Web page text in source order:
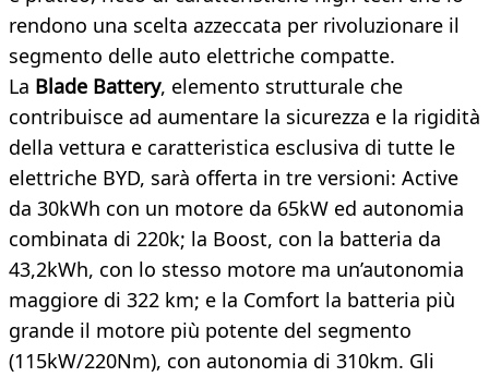
rendono una scelta azzeccata per rivoluzionare il
segmento delle auto elettriche compatte.
La Blade Battery, elemento strutturale che
contribuisce ad aumentare la sicurezza e la rigidità
della vettura e caratteristica esclusiva di tutte le
elettriche BYD, sarà offerta in tre versioni: Active
da 30kWh con un motore da 65kW ed autonomia
combinata di 220k; la Boost, con la batteria da
43,2kWh, con lo stesso motore ma un’autonomia
maggiore di 322 km; e la Comfort la batteria più
grande il motore più potente del segmento
(115kW/220Nm), con autonomia di 310km. Gli